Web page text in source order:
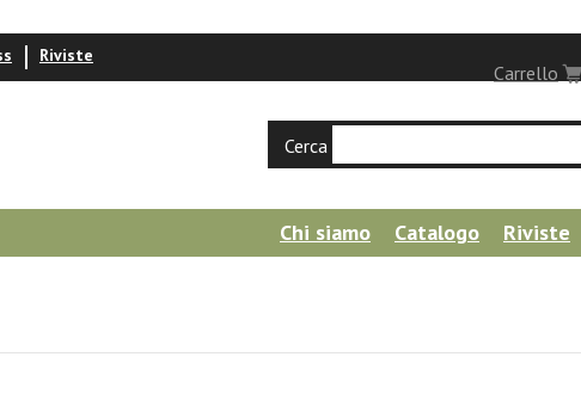
Carrello
Riviste
Cerca
Chi siamo Catalogo Riviste